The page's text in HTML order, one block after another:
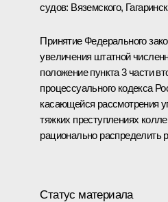
судов: Вяземского,
Принятие Федерального
увеличения штатной
положение пункта 3 части
процессуального кодекса
касающейся рассмотрения
тяжких преступлениях
рационально распределить
Статус материала